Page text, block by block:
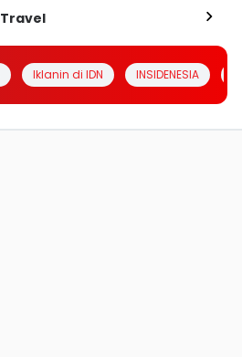
Travel
Iklanin di IDN INSIDENESIA